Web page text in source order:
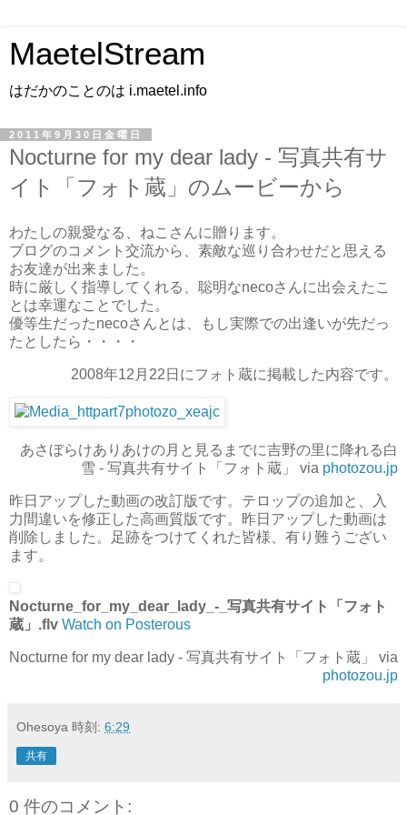
MaetelStream
はだかのことのは i.maetel.info
2011年9月30日金曜日
Nocturne for my dear lady - 写真共有サ
イト「フォト蔵」のムービーから
わたしの親愛なる、ねこさんに贈ります。
ブログのコメント交流から、素敵な巡り合わせだと思える
お友達が出来ました。
時に厳しく指導してくれる、聡明なnecoさんに出会えたこ
とは幸運なことでした。
優等生だったnecoさんとは、もし実際での出逢いが先だっ
たとしたら・・・・
2008年12月22日にフォト蔵に掲載した内容です。
あさぼらけありあけの月と見るまでに吉野の里に降れる白
雪 - 写真共有サイト「フォト蔵」 via photozou.jp
昨日アップした動画の改訂版です。テロップの追加と、入
力間違いを修正した高画質版です。昨日アップした動画は
削除しました。足跡をつけてくれた皆様、有り難うござい
ます。
Nocturne_for_my_dear_lady_-_写真共有サイト「フォト
蔵」.flv Watch on Posterous
Nocturne for my dear lady - 写真共有サイト「フォト蔵」 via
photozou.jp
Ohesoya 時刻: 6:29
共有
0 件のコメント: